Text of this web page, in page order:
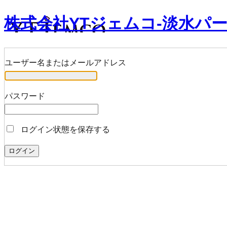
株式会社YTジェムコ-淡水パ
ユーザー名またはメールアドレス
パスワード
ログイン状態を保存する